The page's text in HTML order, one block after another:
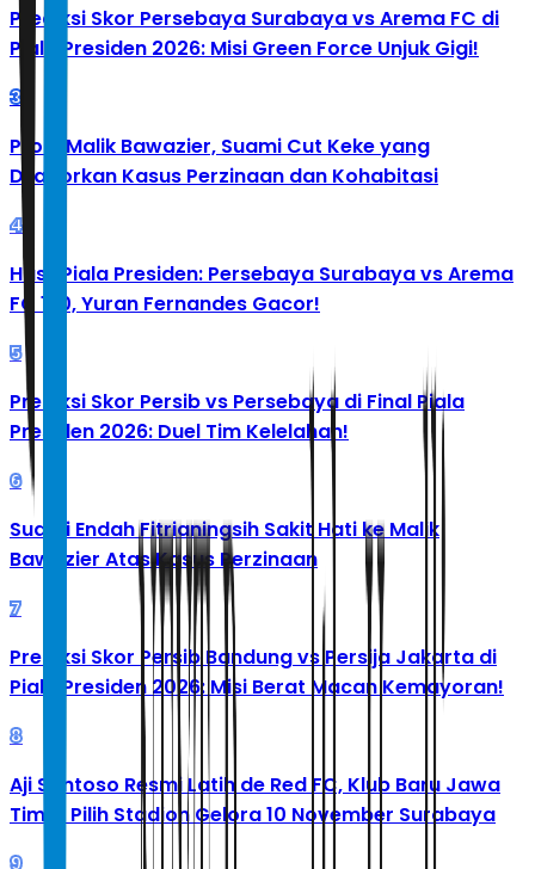
Prediksi Skor Persebaya Surabaya vs Arema FC di
Piala Presiden 2026: Misi Green Force Unjuk Gigi!
3
Profil Malik Bawazier, Suami Cut Keke yang
Dilaporkan Kasus Perzinaan dan Kohabitasi
4
Hasil Piala Presiden: Persebaya Surabaya vs Arema
FC 1-0, Yuran Fernandes Gacor!
5
Prediksi Skor Persib vs Persebaya di Final Piala
Presiden 2026: Duel Tim Kelelahan!
6
Suami Endah Fitrianingsih Sakit Hati ke Malik
Bawazier Atas Kasus Perzinaan
7
Prediksi Skor Persib Bandung vs Persija Jakarta di
Piala Presiden 2026: Misi Berat Macan Kemayoran!
8
Aji Santoso Resmi Latih de Red FC, Klub Baru Jawa
Timur Pilih Stadion Gelora 10 November Surabaya
9